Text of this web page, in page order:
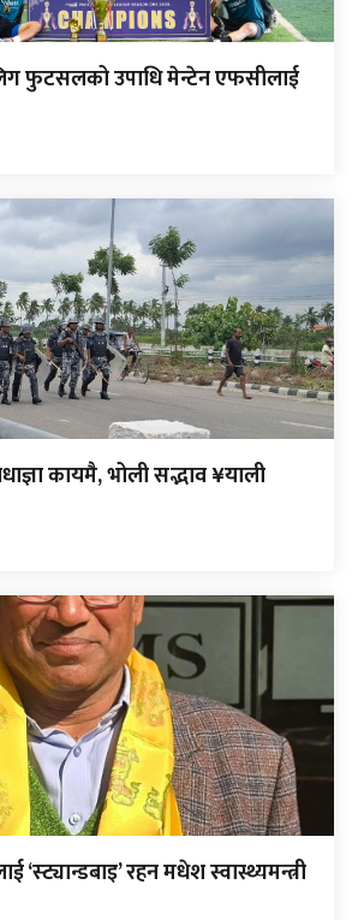
फुटसलको उपाधि मेन्टेन एफसीलाई
कायमै, भोली सद्भाव ¥याली
रहन मधेश स्वास्थ्यमन्त्री